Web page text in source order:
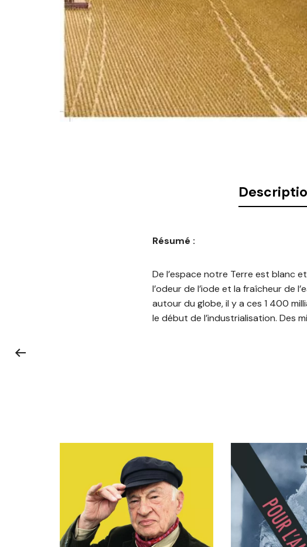
Résumé :
De l’espace notre Terre est blanc
l’odeur de l’iode et la fraîcheur de
autour du globe, il y a ces 1 400
le début de l’industrialisation. Des